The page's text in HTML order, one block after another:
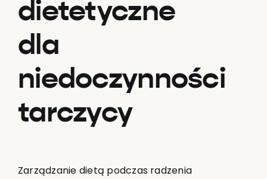
dietetyczne
dla
niedoczynności
tarczycy
Zarządzanie dietą podczas radzenia